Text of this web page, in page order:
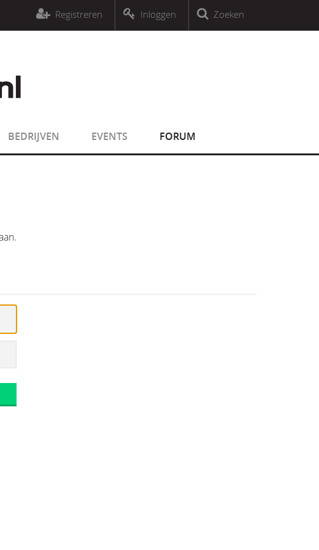
array or an object that implements Countable
array or an object that implements CountableZoeken
Inloggen
Registreren
BEDRIJVEN EVENTS FORUM
.